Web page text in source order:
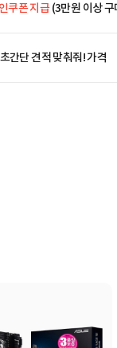
쿠폰 지급(3만원 이상 구
간단 견적 맞춰줘! 가격